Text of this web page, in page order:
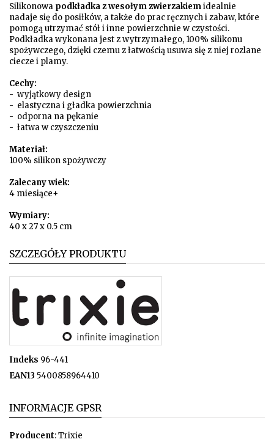
Silikonowa podkładka z wesołym zwierzakiemidealnie
nadaje się do posiłków, a także do prac ręcznych i zabaw, które
pomogą utrzymać stół i inne powierzchnie w czystości.
Podkładka wykonana jest z wytrzymałego, 100% silikonu
spożywczego, dzięki czemu z łatwością usuwa się z niej rozlane
ciecze i plamy.
Cechy:
- wyjątkowy design
- elastyczna i gładka powierzchnia
- odporna na pękanie
- łatwa w czyszczeniu
Materiał:
100% silikon spożywczy
Zalecany wiek:
4 miesiące+
Wymiary:
40 x 27 x 0.5 cm
SZCZEGÓŁY PRODUKTU
Indeks 96-441
EAN13 5400858964410
INFORMACJE GPSR
Producent: Trixie